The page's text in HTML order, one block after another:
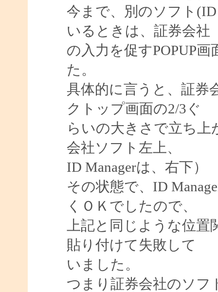
今まで、別のソフト(ID
いるときは、証券会社
の入力を促すPOPUP
た。
具体的に言うと、証券
クトップ画面の2/3ぐ
らいの大きさで立ち
会社ソフト左上、
ID Managerは、右下）
その状態で、ID
くＯＫでしたので、
上記と同じような位
貼り付けて失敗して
いました。
つまり証券会社のソフ